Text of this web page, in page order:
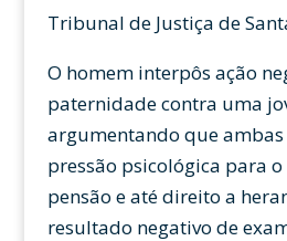
Tribunal de Justiça de
O homem interpôs ação
paternidade contra uma
argumentando que
pressão psicológica para
pensão e até direito a
resultado negativo de